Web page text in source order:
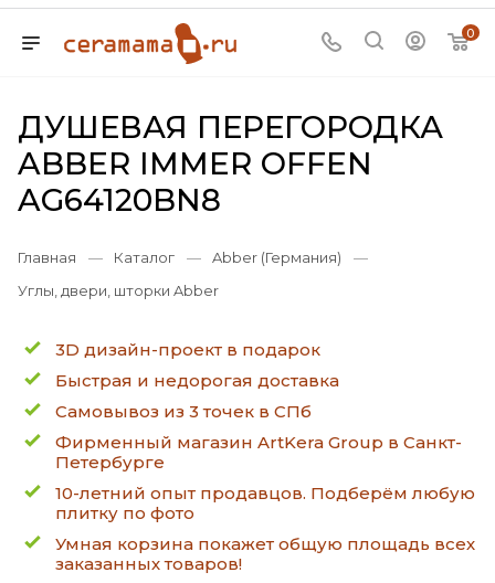
0
ДУШЕВАЯ ПЕРЕГОРОДКА
ABBER IMMER OFFEN
AG64120BN8
Главная — Каталог — Abber (Германия)
—
Углы, двери, шторки Abber
3D дизайн-проект в подарок
Быстрая и недорогая доставка
Самовывоз из 3 точек в СПб
Фирменный магазин ArtKera Group в Санкт-
Петербурге
10-летний опыт продавцов. Подберём любую
плитку по фото
Умная корзина покажет общую площадь всех
заказанных товаров!